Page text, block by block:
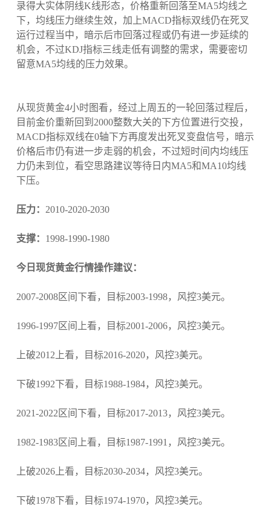
录得大实体阴线K线形态，价格重新回落至MA5均线之
下，均线压力继续生效，加上MACD指标双线仍在死叉
运行过程当中，暗示后市回落过程或仍有进一步延续的
机会，不过KDJ指标三线走低有调整的需求，需要密切
留意MA5均线的压力效果。
从现货黄金4小时图看，经过上周五的一轮回落过程后，
目前金价重新回到2000整数大关的下方位置进行交投，
MACD指标双线在0轴下方再度发出死叉变盘信号，暗示
价格后市仍有进一步走弱的机会，不过短时间内均线压
力仍未到位，看空思路建议等待日内MA5和MA10均线
下压。
压力： 2010-2020-2030
支撑： 1998-1990-1980
今日现货黄金行情操作建议：
2007-2008区间下看，目标2003-1998，风控3美元。
1996-1997区间上看，目标2001-2006，风控3美元。
上破2012上看，目标2016-2020，风控3美元。
下破1992下看，目标1988-1984，风控3美元。
2021-2022区间下看，目标2017-2013，风控3美元。
1982-1983区间上看，目标1987-1991，风控3美元。
上破2026上看，目标2030-2034，风控3美元。
下破1978下看，目标1974-1970，风控3美元。